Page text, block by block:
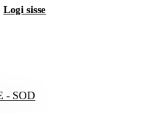
Logi sisse